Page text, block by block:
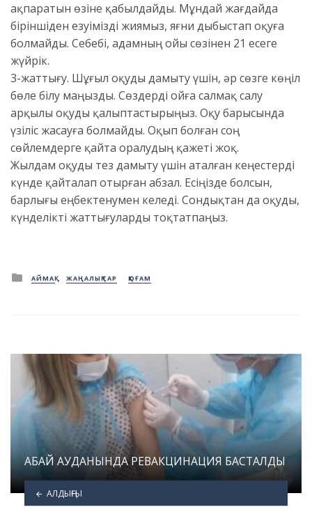
ақпаратын өзіне қабылдайды. Мұндай жағдайда
біріншіден езуімізді жиямыз, яғни дыбыстап оқуға
болмайды. Себебі, адамның ойы сөзінен 21 есеге
жүйрік.
3-жаттығу. Шұғыл оқуды дамыту үшін, әр сөзге көңіл
бөле білу маңызды. Сөздерді ойға салмақ салу
арқылы оқуды қалыптастырыңыз. Оқу барысында
үзіліс жасауға болмайды. Оқып болған соң
сөйлемдерге қайта оралудың қажеті жоқ.
Жылдам оқуды тез дамыту үшін аталған кеңестерді
күнде қайталап отырған абзал. Есіңізде болсын,
барлығы еңбектенумен келеді. Сондықтан да оқуды,
күнделікті жаттығуларды тоқтатпаңыз.
Posted
in
АЙМАҚ ЖАҢАЛЫҚТАР ҚОҒАМ
АБАЙ АУДАНЫНДА РЕВАКЦИНАЦИЯ БАСТАЛДЫ
АЛДЫҢҒЫ